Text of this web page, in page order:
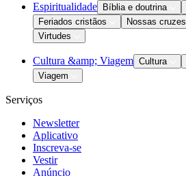
Espiritualidade Bíblia e doutrina
Feriados cristãos
Nossas cruzes
Virtudes
Cultura &amp; Viagem Cultura
Viagem
Serviços
Newsletter
Aplicativo
Inscreva-se
Vestir
Anúncio